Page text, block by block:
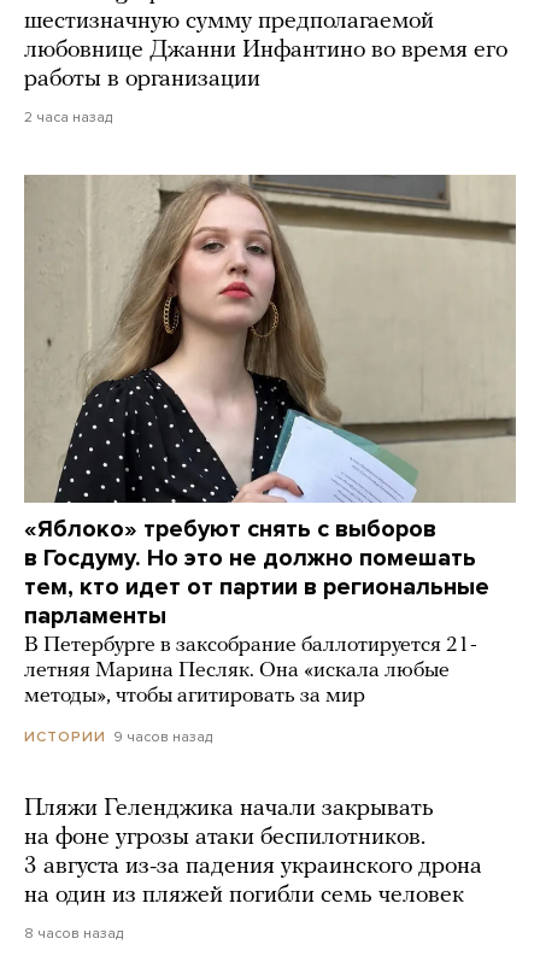
шестизначную сумму предполагаемой
любовнице Джанни Инфантино во время его
работы в организации
2 часа назад
«Яблоко» требуют снять с выборов
в Госдуму. Но это не должно помешать
тем, кто идет от партии в региональные
парламенты
В Петербурге в заксобрание баллотируется 21-
летняя Марина Песляк. Она «искала любые
методы», чтобы агитировать за мир
ИСТОРИИ 9 часов назад
Пляжи Геленджика начали закрывать
на фоне угрозы атаки беспилотников.
3 августа из-за падения украинского дрона
на один из пляжей погибли семь человек
8 часов назад